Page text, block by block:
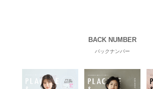
BACK NUMBER
バックナンバー